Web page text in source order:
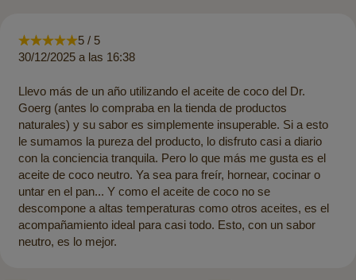
5 / 5
30/12/2025 a las 16:38
Llevo más de un año utilizando el aceite de coco del Dr.
Goerg (antes lo compraba en la tienda de productos
naturales) y su sabor es simplemente insuperable. Si a esto
le sumamos la pureza del producto, lo disfruto casi a diario
con la conciencia tranquila. Pero lo que más me gusta es el
aceite de coco neutro. Ya sea para freír, hornear, cocinar o
untar en el pan... Y como el aceite de coco no se
descompone a altas temperaturas como otros aceites, es el
acompañamiento ideal para casi todo. Esto, con un sabor
neutro, es lo mejor.